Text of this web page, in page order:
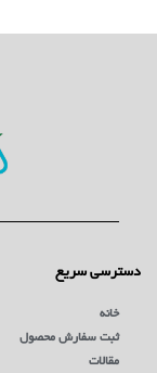
دسترسی سریع
خانه
ثبت سفارش محصول
مقالات